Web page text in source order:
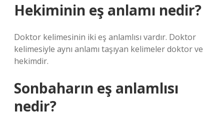
Hekiminin eş anlamı nedir?
Doktor kelimesinin iki eş anlamlısı vardır. Doktor
kelimesiyle aynı anlamı taşıyan kelimeler doktor ve
hekimdir.
Sonbaharın eş anlamlısı
nedir?